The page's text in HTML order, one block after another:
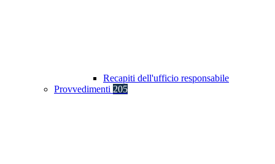
Recapiti dell'ufficio responsabile
Provvedimenti 205